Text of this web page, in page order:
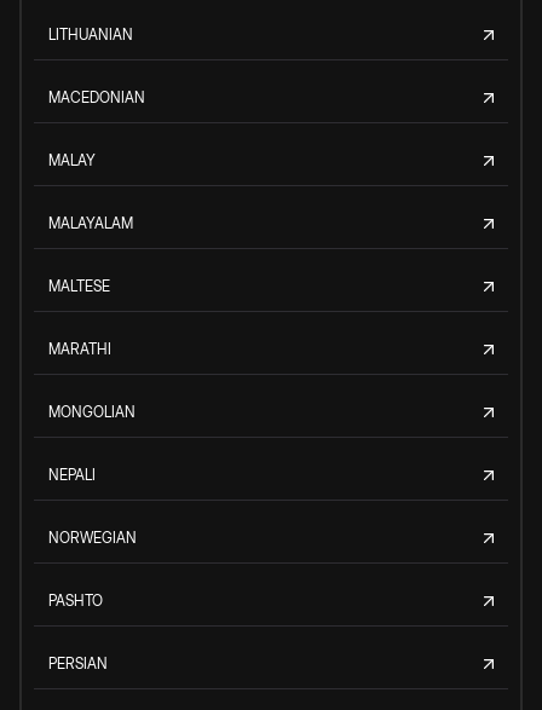
LITHUANIAN
MACEDONIAN
MALAY
MALAYALAM
MALTESE
MARATHI
MONGOLIAN
NEPALI
NORWEGIAN
PASHTO
PERSIAN